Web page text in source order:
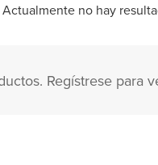
Actualmente no hay
Regístrese para